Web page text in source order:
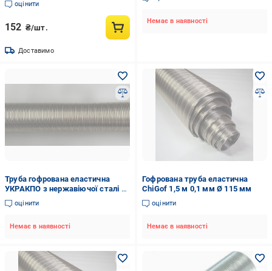
оцінити
152 ₴/шт.
Доставимо
Немає в наявності
Труба гофрована еластична
УКРАКПО з нержавіючої сталі 3
м d 130 мм
оцінити
Немає в наявності
Гофрована труба еластична
ChiGof 1,5 м 0,1 мм Ø 115 мм
оцінити
Немає в наявності